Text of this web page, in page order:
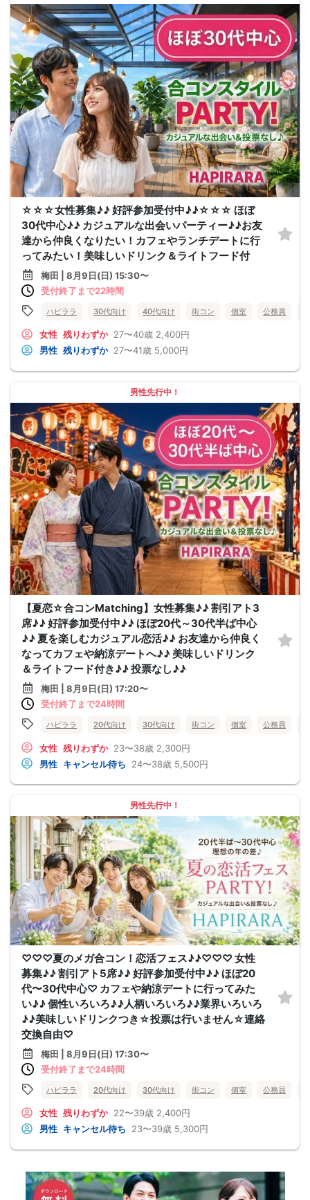
☆☆☆女性募集♪♪ 好評参加受付中♪♪☆☆☆ ほぼ
30代中心♪♪ カジュアルな出会いパーティー♪♪お友
達から仲良くなりたい！カフェやランチデートに行
ってみたい！美味しいドリンク＆ライトフード付
梅田 | 8月9日(日) 15:30〜
受付終了まで22時間
ハピララ 30代向け 40代向け 街コン 個室 公務員
女性 残りわずか 27〜40歳 2,400円
男性 残りわずか 27〜41歳 5,000円
男性先行中！
【夏恋☆合コンMatching】女性募集♪♪ 割引アト3
席♪♪ 好評参加受付中♪♪ ほぼ20代～30代半ば中心
♪♪ 夏を楽しむカジュアル恋活♪♪ お友達から仲良く
なってカフェや納涼デートへ♪♪ 美味しいドリンク
＆ライトフード付き♪♪ 投票なし♪♪
梅田 | 8月9日(日) 17:20〜
受付終了まで24時間
ハピララ 20代向け 30代向け 街コン 個室 公務員
女性 残りわずか 23〜38歳 2,300円
男性 キャンセル待ち 24〜38歳 5,500円
男性先行中！
♡♡♡夏のメガ合コン！恋活フェス♪♪♡♡♡ 女性
募集♪♪ 割引アト5席♪♪ 好評参加受付中♪♪ ほぼ20
代〜30代中心♡ カフェや納涼デートに行ってみた
い♪♪ 個性いろいろ♪♪人柄いろいろ♪♪業界いろいろ
♪♪美味しいドリンクつき☆投票は行いません☆連絡
交換自由♡
梅田 | 8月9日(日) 17:30〜
受付終了まで24時間
ハピララ 20代向け 30代向け 街コン 個室 公務員
女性 残りわずか 22〜39歳 2,400円
男性 キャンセル待ち 23〜39歳 5,300円